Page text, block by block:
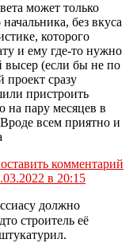
может только
без вкуса
которого
и ему где-то нужно
высер (если бы не по
проект сразу
пристроить
пару месяцев в
всем приятно и
комментарий
в 20:15
должно
строитель её